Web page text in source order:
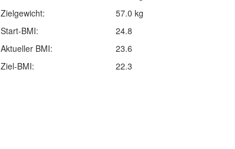
Zielgewicht:
57.0 kg
Start-BMI:
24.8
Aktueller BMI:
23.6
Ziel-BMI: 22.3